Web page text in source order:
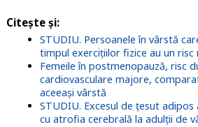
Citește și:
STUDIU. Persoanele în vârstă
timpul exercițiilor fizice au un risc
Femeile în postmenopauză, risc
cardiovasculare majore,
aceeași vârstă
STUDIU. Excesul de țesut adipos
cu atrofia cerebrală la adulții de